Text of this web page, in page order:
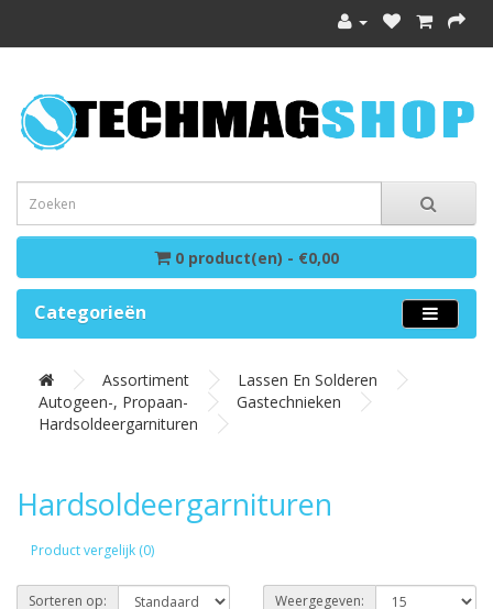
0 product(en) - €0,00
Categorieën
Assortiment
Lassen En Solderen
Autogeen-, Propaan-
Gastechnieken
Hardsoldeergarnituren
Hardsoldeergarnituren
Product vergelijk (0)
Sorteren op: Weergegeven: